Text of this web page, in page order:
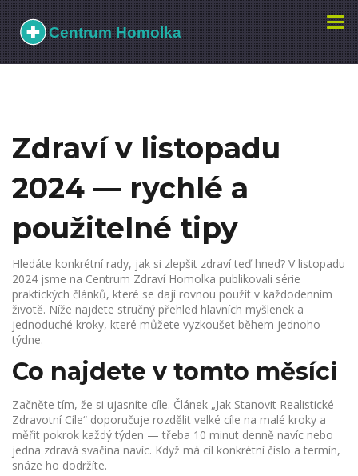
Zdraví v listopadu
2024 — rychlé a
použitelné tipy
Hledáte konkrétní rady, jak si zlepšit zdraví teď hned? V listopadu
2024 jsme na Centrum Zdraví Homolka publikovali série
praktických článků, které se dají rovnou použít v každodenním
životě. Níže najdete stručný přehled hlavních myšlenek a
jednoduché kroky, které můžete vyzkoušet během jednoho
týdne.
Co najdete v tomto měsíci
Začněte tím, že si ujasníte cíle. Článek „Jak Stanovit Realistické
Zdravotní Cíle“ doporučuje rozdělit velké cíle na malé kroky a
měřit pokrok každý týden — třeba 10 minut denně navíc nebo
jedna zdravá svačina navíc. Když má cíl konkrétní číslo a termín,
snáze ho dodržíte.